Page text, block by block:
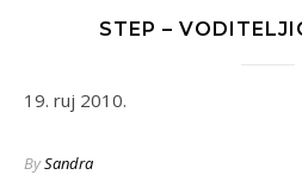
STEP –
19. ruj 2010.
BySandra